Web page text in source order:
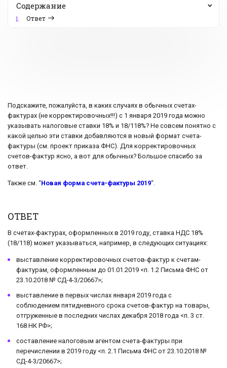
Содержание
1. Ответ
Подскажите, пожалуйста, в каких случаях в обычных счетах-
фактурах (не корректировочных!!!) с 1 января 2019 года можно
указывать налоговые ставки 18% и 18/118%? Не совсем понятно с
какой целью эти ставки добавляются в новый формат счета-
фактуры (см. проект приказа ФНС). Для корректировочных
счетов-фактур ясно, а вот для обычных? Большое спасибо за
ответ.
Также см. “Новая форма счета-фактуры 2019“.
ОТВЕТ
В счетах-фактурах, оформленных в 2019 году, ставка НДС 18%
(18/118) может указываться, например, в следующих ситуациях:
выставление корректировочных счетов-фактур к счетам-
фактурам, оформленным до 01.01.2019 <п. 1.2 Письма ФНС от
23.10.2018 № СД-4-3/20667>;
выставление в первых числах января 2019 года с
соблюдением пятидневного срока счетов-фактур на товары,
отгруженные в последних числах декабря 2018 года <п. 3 ст.
168 НК РФ>;
составление налоговым агентом счета-фактуры при
перечислении в 2019 году <п. 2.1 Письма ФНС от 23.10.2018 №
СД-4-3/20667>;